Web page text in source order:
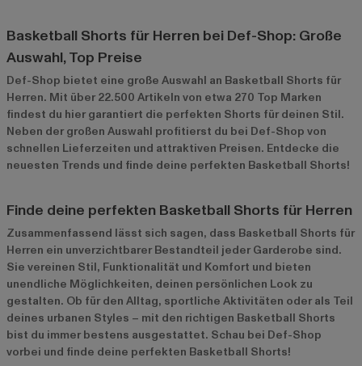
Basketball Shorts für Herren bei Def-Shop: Große
Auswahl, Top Preise
Def-Shop bietet eine große Auswahl an Basketball Shorts für
Herren. Mit über 22.500 Artikeln von etwa 270 Top Marken
findest du hier garantiert die perfekten Shorts für deinen Stil.
Neben der großen Auswahl profitierst du bei Def-Shop von
schnellen Lieferzeiten und attraktiven Preisen. Entdecke die
neuesten Trends und finde deine perfekten Basketball Shorts!
Finde deine perfekten Basketball Shorts für Herren
Zusammenfassend lässt sich sagen, dass Basketball Shorts für
Herren ein unverzichtbarer Bestandteil jeder Garderobe sind.
Sie vereinen Stil, Funktionalität und Komfort und bieten
unendliche Möglichkeiten, deinen persönlichen Look zu
gestalten. Ob für den Alltag, sportliche Aktivitäten oder als Teil
deines urbanen Styles – mit den richtigen Basketball Shorts
bist du immer bestens ausgestattet. Schau bei Def-Shop
vorbei und finde deine perfekten Basketball Shorts!